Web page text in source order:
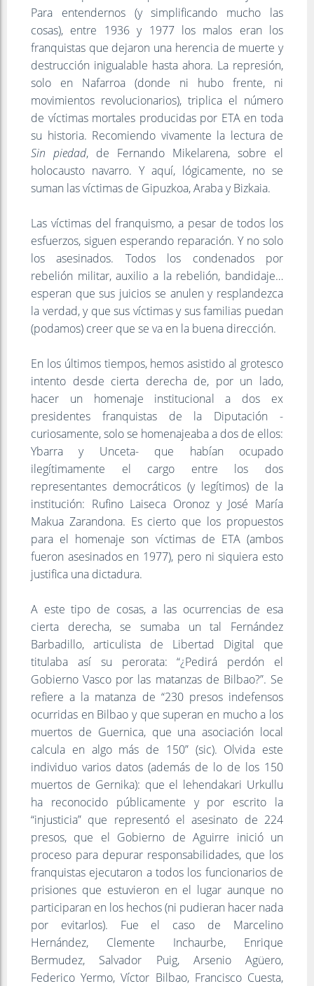
Para entendernos (y simplificando mucho las
cosas), entre 1936 y 1977 los malos eran los
franquistas que dejaron una herencia de muerte y
destrucción inigualable hasta ahora. La represión,
solo en Nafarroa (donde ni hubo frente, ni
movimientos revolucionarios), triplica el número
de víctimas mortales producidas por ETA en toda
su historia. Recomiendo vivamente la lectura de
Sin piedad, de Fernando Mikelarena, sobre el
holocausto navarro. Y aquí, lógicamente, no se
suman las víctimas de Gipuzkoa, Araba y Bizkaia.
Las víctimas del franquismo, a pesar de todos los
esfuerzos, siguen esperando reparación. Y no solo
los asesinados. Todos los condenados por
rebelión militar, auxilio a la rebelión, bandidaje…
esperan que sus juicios se anulen y resplandezca
la verdad, y que sus víctimas y sus familias puedan
(podamos) creer que se va en la buena dirección.
En los últimos tiempos, hemos asistido al grotesco
intento desde cierta derecha de, por un lado,
hacer un homenaje institucional a dos ex
presidentes franquistas de la Diputación -
curiosamente, solo se homenajeaba a dos de ellos:
Ybarra y Unceta- que habían ocupado
ilegítimamente el cargo entre los dos
representantes democráticos (y legítimos) de la
institución: Rufino Laiseca Oronoz y José María
Makua Zarandona. Es cierto que los propuestos
para el homenaje son víctimas de ETA (ambos
fueron asesinados en 1977), pero ni siquiera esto
justifica una dictadura.
A este tipo de cosas, a las ocurrencias de esa
cierta derecha, se sumaba un tal Fernández
Barbadillo, articulista de Libertad Digital que
titulaba así su perorata: “¿Pedirá perdón el
Gobierno Vasco por las matanzas de Bilbao?”. Se
refiere a la matanza de “230 presos indefensos
ocurridas en Bilbao y que superan en mucho a los
muertos de Guernica, que una asociación local
calcula en algo más de 150” (sic). Olvida este
individuo varios datos (además de lo de los 150
muertos de Gernika): que el lehendakari Urkullu
ha reconocido públicamente y por escrito la
“injusticia” que representó el asesinato de 224
presos, que el Gobierno de Aguirre inició un
proceso para depurar responsabilidades, que los
franquistas ejecutaron a todos los funcionarios de
prisiones que estuvieron en el lugar aunque no
participaran en los hechos (ni pudieran hacer nada
por evitarlos). Fue el caso de Marcelino
Hernández, Clemente Inchaurbe, Enrique
Bermudez, Salvador Puig, Arsenio Agüero,
Federico Yermo, Víctor Bilbao, Francisco Cuesta,